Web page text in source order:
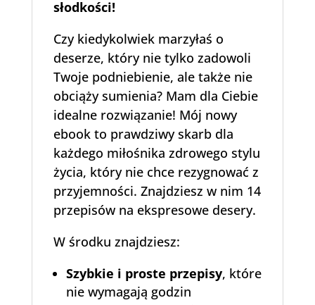
słodkości!
Czy kiedykolwiek marzyłaś o
deserze, który nie tylko zadowoli
Twoje podniebienie, ale także nie
obciąży sumienia? Mam dla Ciebie
idealne rozwiązanie! Mój nowy
ebook to prawdziwy skarb dla
każdego miłośnika zdrowego stylu
życia, który nie chce rezygnować z
przyjemności. Znajdziesz w nim 14
przepisów na ekspresowe desery.
W środku znajdziesz:
Szybkie i proste przepisy, które
nie wymagają godzin